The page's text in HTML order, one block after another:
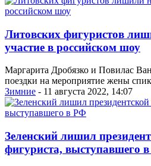
Литовских фигуристов
участие в российском шоу
Маргарита Дробязко и Повилас
поездки на мероприятие жены
Зимние - 11 августа 2022, 14:07
Зеленский лишил
фигуриста, выступавшего